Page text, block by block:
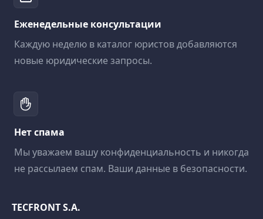
Еженедельные консультации
Каждую неделю в каталог юристов добавляются
новые юридические запросы.
Нет спама
Мы уважаем вашу конфиденциальность и никогда
не рассылаем спам. Ваши данные в безопасности.
TECFRONT S.A.